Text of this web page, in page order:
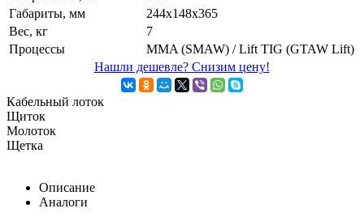
Габариты, мм
244х148х365
Вес, кг
7
Процессы
MMA (SMAW) / Lift TIG (GTAW Lift)
Нашли дешевле? Снизим цену!
Кабельный лоток
Щиток
Молоток
Щетка
Описание
Аналоги